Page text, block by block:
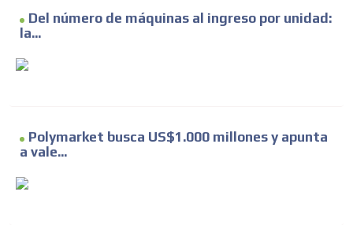
Del número de máquinas al ingreso por unidad:
la...
Polymarket busca US$1.000 millones y apunta
a vale...